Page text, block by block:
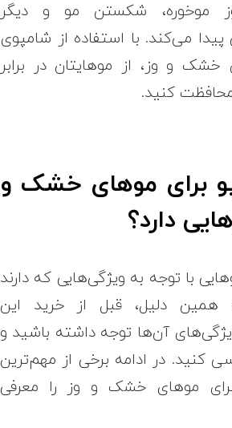
موخوره، شکستن مو و دیگر
می‌کند. با استفاده از شامپوی
و وز، از موهایتان در برابر
کنید.
برای موهای خشک و
دارد؟
با توجه به ویژگی‌هایی که دارند
دلیل، قبل از خرید این
آن‌ها توجه داشته باشید و
کنید. در ادامه برخی از مهم‌ترین
موهای خشک و وز را معرفی